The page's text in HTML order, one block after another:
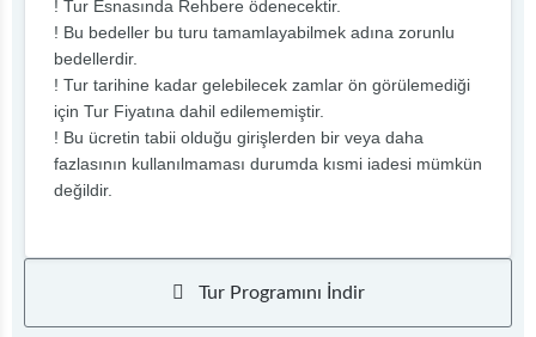
! Tur Esnasında Rehbere ödenecektir.
! Bu bedeller bu turu tamamlayabilmek adına zorunlu
bedellerdir.
! Tur tarihine kadar gelebilecek zamlar ön görülemediği
için Tur Fiyatına dahil edilememiştir.
! Bu ücretin tabii olduğu girişlerden bir veya daha
fazlasının kullanılmaması durumda kısmi iadesi mümkün
değildir.
Tur Programını İndir